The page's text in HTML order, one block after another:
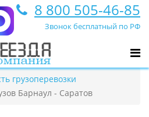
8 800 505-46-85
Звонок бесплатный по РФ
грузоперевозки
Барнаул - Саратов